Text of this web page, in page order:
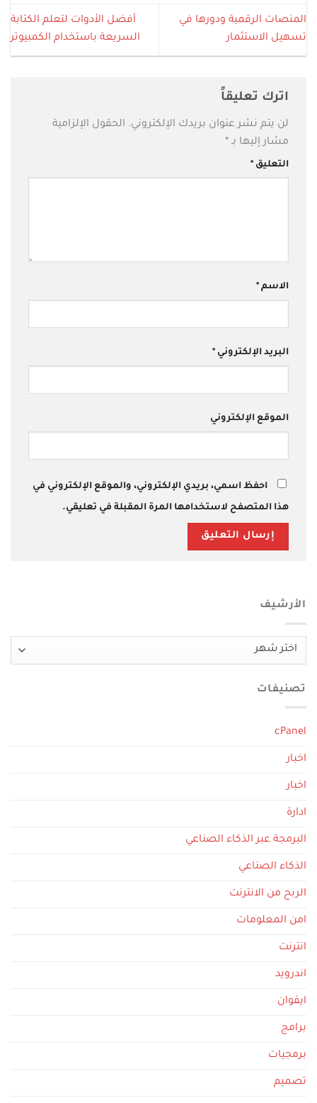
المنصات الرقمية ودورها في
تسهيل الاستثمار
أفضل الأدوات لتعلم الكتابة
السريعة باستخدام الكمبيوتر
اترك تعليقاً
لن يتم نشر عنوان بريدك الإلكتروني. الحقول الإلزامية
مشار إليها بـ *
التعليق*
الاسم *
البريد الإلكتروني *
الموقع الإلكتروني
احفظ اسمي، بريدي الإلكتروني، والموقع الإلكتروني في
هذا المتصفح لاستخدامها المرة المقبلة في تعليقي.
الأرشيف
الأرشيف
تصنيفات
cPanel
اخبار
اخبار
ادارة
البرمجة عبر الذكاء الصناعي
الذكاء الصناعي
الربح من الانترنت
امن المعلومات
انترنت
اندرويد
ايفوان
برامج
برمجيات
تصميم